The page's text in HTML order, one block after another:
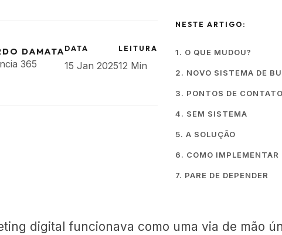
DAMATA
365
DATA
15 Jan 2025
LEITURA
12 Min
NESTE ARTIGO:
1. O QUE MUDOU?
2. NOVO SISTEMA DE
3. PONTOS DE CONTATO
4. SEM SISTEMA
5. A SOLUÇÃO
6. COMO IMPLEMENTAR
7. PARE DE DEPENDER
digital funcionava como uma via de mão